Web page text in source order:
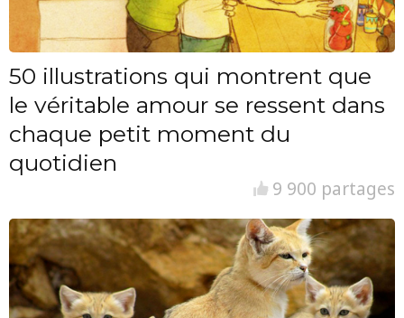
50 illustrations qui montrent que
le véritable amour se ressent dans
chaque petit moment du
quotidien
9 900 partages